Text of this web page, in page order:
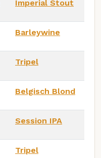
Imperial Stout
Barleywine
Tripel
Belgisch Blond
Session IPA
Tripel